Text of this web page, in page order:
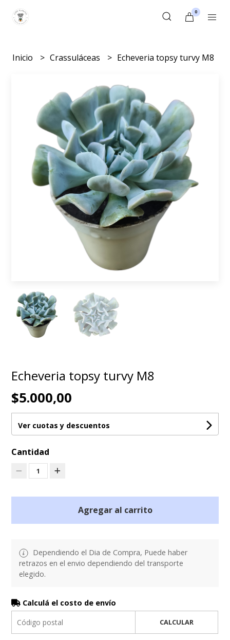
0
Inicio Crassuláceas Echeveria topsy turvy M8
Echeveria topsy turvy M8
$5.000,00
Ver cuotas y descuentos
Cantidad
1
Agregar al carrito
Dependiendo el Dia de Compra, Puede haber
retrazos en el envio dependiendo del transporte
elegido.
Calculá el costo de envío
CALCULAR